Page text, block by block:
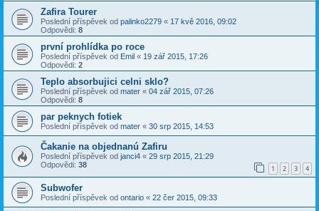
Zafira Tourer
Poslední příspěvek od palinko2279 « 17 kvě 2016, 09:02
Odpovědi: 8
první prohlídka po roce
Poslední příspěvek od Emil « 19 zář 2015, 17:26
Odpovědi: 2
Teplo absorbujici celni sklo?
Poslední příspěvek od mater « 04 zář 2015, 07:26
Odpovědi: 8
par peknych fotiek
Poslední příspěvek od mater « 30 srp 2015, 14:53
Čakanie na objednanú Zafiru
Poslední příspěvek od janci4 « 29 srp 2015, 21:29
Odpovědi: 38 1 2 3 4
Subwofer
Poslední příspěvek od ontario « 22 čer 2015, 09:33